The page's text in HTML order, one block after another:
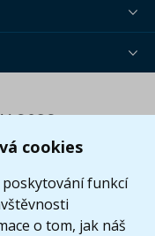
cookies
funkcí
o tom, jak náš